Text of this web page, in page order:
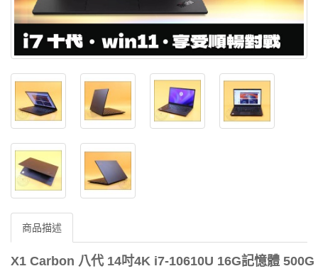
商品描述
X1 Carbon 八代 14吋4K i7-10610U 16G記憶體